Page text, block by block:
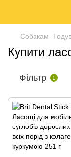
Собакам
Купити
Фільтр 1